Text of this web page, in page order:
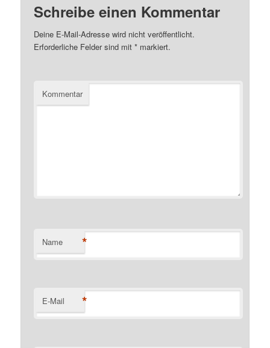
Schreibe einen Kommentar
Deine E-Mail-Adresse wird nicht veröffentlicht.
Erforderliche Felder sind mit* markiert.
Kommentar
Name *
E-Mail *